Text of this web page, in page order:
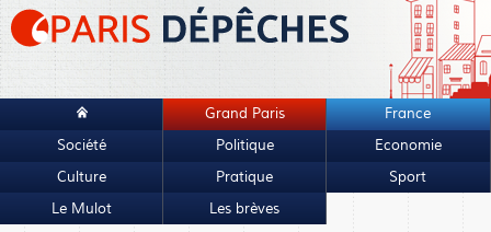
Grand Paris
France
Société
Politique
Economie
Culture
Pratique
Sport
Le Mulot
Les brèves